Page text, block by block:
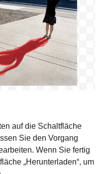
auf die Schaltfläche
Sie den Vorgang
Wenn Sie fertig
„Herunterladen“, um